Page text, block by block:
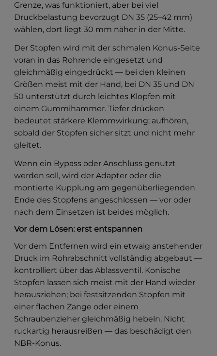
Grenze, was funktioniert, aber bei viel
Druckbelastung bevorzugt DN 35 (25–42 mm)
wählen, dort liegt 30 mm näher in der Mitte.
Der Stopfen wird mit der schmalen Konus-Seite
voran in das Rohrende eingesetzt und
gleichmäßig eingedrückt — bei den kleinen
Größen meist mit der Hand, bei DN 35 und DN
50 unterstützt durch leichtes Klopfen mit
einem Gummihammer. Tiefer drücken
bedeutet stärkere Klemmwirkung; aufhören,
sobald der Stopfen sicher sitzt und nicht mehr
gleitet.
Wenn ein Bypass oder Anschluss genutzt
werden soll, wird der Adapter oder die
montierte Kupplung am gegenüberliegenden
Ende des Stopfens angeschlossen — vor oder
nach dem Einsetzen ist beides möglich.
Vor dem Lösen: erst entspannen
Vor dem Entfernen wird ein etwaig anstehender
Druck im Rohrabschnitt vollständig abgebaut —
kontrolliert über das Ablassventil. Konische
Stopfen lassen sich meist mit der Hand wieder
herausziehen; bei festsitzenden Stopfen mit
einer flachen Zange oder einem
Schraubenzieher gleichmäßig hebeln. Nicht
ruckartig herausreißen — das beschädigt den
NBR-Konus.